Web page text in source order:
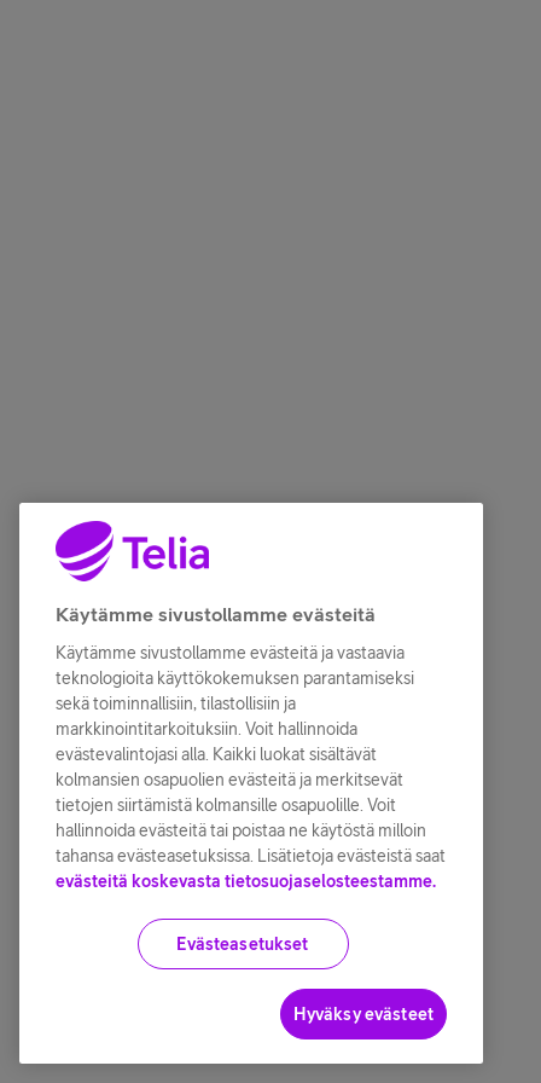
Käytämme sivustollamme evästeitä
Käytämme sivustollamme evästeitä ja vastaavia
teknologioita käyttökokemuksen parantamiseksi
sekä toiminnallisiin, tilastollisiin ja
markkinointitarkoituksiin. Voit hallinnoida
evästevalintojasi alla. Kaikki luokat sisältävät
kolmansien osapuolien evästeitä ja merkitsevät
tietojen siirtämistä kolmansille osapuolille. Voit
hallinnoida evästeitä tai poistaa ne käytöstä milloin
tahansa evästeasetuksissa. Lisätietoja evästeistä saat
evästeitä koskevasta tietosuojaselosteestamme.
Evästeasetukset
Hyväksy evästeet